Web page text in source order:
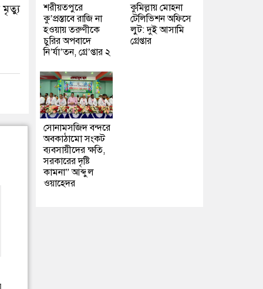
মৃত্যু
শরীয়তপুরে
কু’প্রস্তাবে রাজি না
হওয়ায় তরুণীকে
চুরির অপবাদে
নি’র্যা’তন, গ্রে’প্তার ২
কুমিল্লায় মোহনা
টেলিভিশন অফিসে
লুট: দুই আসামি
গ্রেপ্তার
সোনামসজিদ বন্দরে
অবকাঠামো সংকট
ব্যবসায়ীদের ক্ষতি,
সরকারের দৃষ্টি
কামনা” আব্দুল
ওয়াহেদর